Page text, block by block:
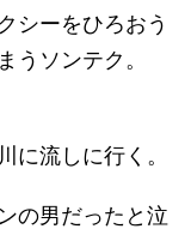
シーをひろおう
うソンテク。
に流しに行く。
の男だったと泣